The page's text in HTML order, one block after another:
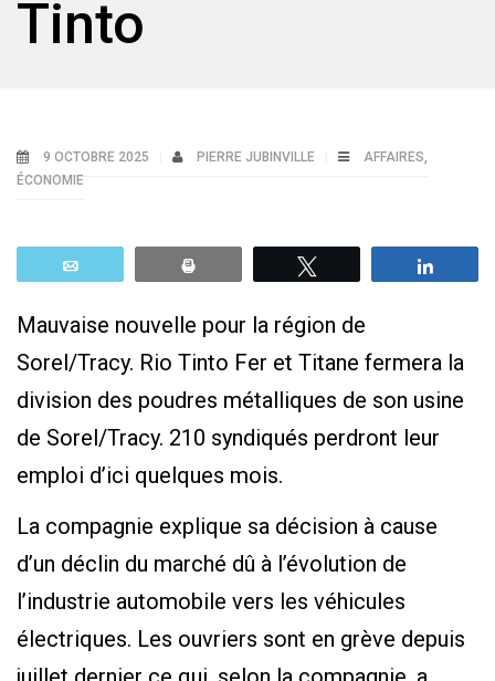
Tinto
9 OCTOBRE 2025 PIERRE JUBINVILLE AFFAIRES,
ÉCONOMIE
Mauvaise nouvelle pour la région de
Sorel/Tracy. Rio Tinto Fer et Titane fermera la
division des poudres métalliques de son usine
de Sorel/Tracy. 210 syndiqués perdront leur
emploi d’ici quelques mois.
La compagnie explique sa décision à cause
d’un déclin du marché dû à l’évolution de
l’industrie automobile vers les véhicules
électriques. Les ouvriers sont en grève depuis